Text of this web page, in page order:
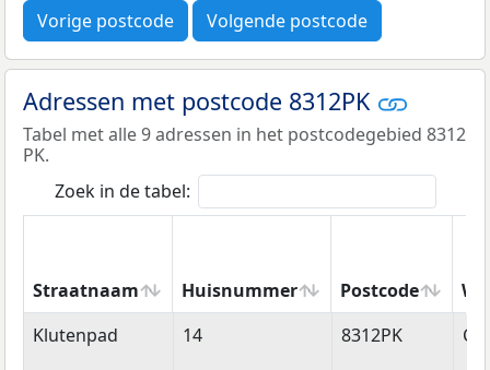
Vorige postcode Volgende postcode
Adressen met postcode 8312PK
Tabel met alle 9 adressen in het postcodegebied 8312
PK.
Zoek in de tabel:
Straatnaam Huisnummer Postcode
Straatnaam
Huisnummer Postcode
Klutenpad 14 8312PK